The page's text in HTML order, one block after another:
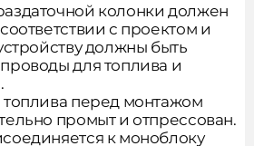
колонки должен
с проектом и
должны быть
для топлива и
перед монтажом
промыт и отпрессован.
к моноблоку